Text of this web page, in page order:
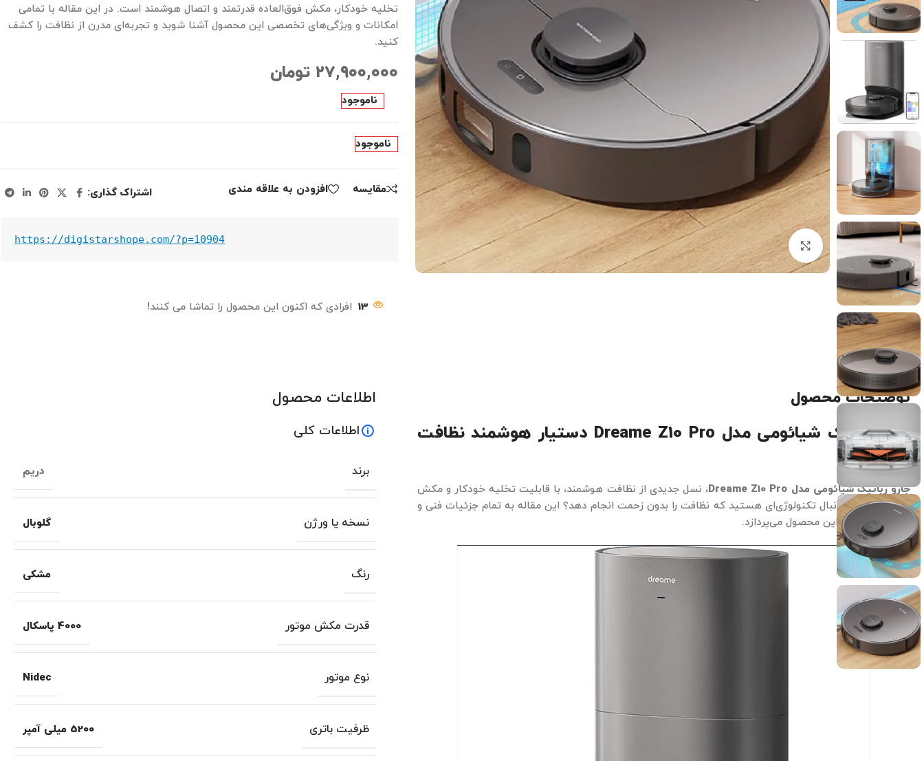
برای بزرگنمایی کلیک کنید
تخلیه خودکار، مکش فوق‌العاده قدرتمند و اتصال هوشمند است. در این مقاله با تمامی
امکانات و ویژگی‌های تخصصی این محصول آشنا شوید و تجربه‌ای مدرن از نظافت را کشف
کنید.
۲۷,۹۰۰,۰۰۰ تومان
ناموجود
ناموجود
مقايسه افزودن به علاقه مندی اشتراک گذاری:
https://digistarshope.com/?p=10904
13 افرادی که اکنون این محصول را تماشا می کنند!
توضیحات محصول
جارو رباتیک شیائومی مدل Dreame Z10 Pro
دستیار هوشمند نظافت
شما
جارو رباتیک شیائومی مدل Dreame Z10 Pro
، نسل جدیدی از نظافت هوشمند، با قابلیت تخلیه خودکار و مکش
قدرتمند. آیا به دنبال تکنولوژی‌ای هستید که نظافت را بدون زحمت انجام دهد؟ این مقاله به تمام جزئیات فنی و
امکانات بی‌نظیر این محصول می‌پردازد.
اطلاعات محصول
اطلاعات کلی
برند دریم
نسخه یا ورژن گلوبال
رنگ مشکی
قدرت مکش موتور 4000 پاسکال
نوع موتور Nidec
ظرفیت باتری 5200 میلی آمپر